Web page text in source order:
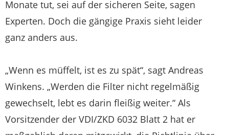
Monate tut, sei auf der sicheren Seite, sagen
Experten. Doch die gängige Praxis sieht leider
ganz anders aus.
„Wenn es müffelt, ist es zu spät“, sagt Andreas
Winkens. „Werden die Filter nicht regelmäßig
gewechselt, lebt es darin fleißig weiter.“ Als
Vorsitzender der VDI/ZKD 6032 Blatt 2 hat er